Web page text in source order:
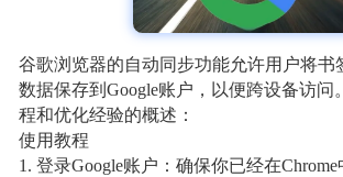
谷歌浏览器的自动同步功能允许用户将书
数据保存到Google账户，以便跨设备访问
程和优化经验的概述：
使用教程
1. 登录Google账户：确保你已经在